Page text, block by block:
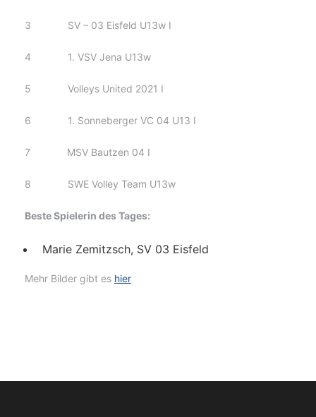
3 SV – 03 Eisfeld U13w I
4 1. VSV Jena U13w
5 Volleys United 2021 I
6 1. Sonneberger VC 04 U13 I
7 MSV Bautzen 04 I
8 SWE Volley Team U13w
Beste Spielerin des Tages:
Marie Zemitzsch, SV 03 Eisfeld
Mehr Bilder gibt es hier